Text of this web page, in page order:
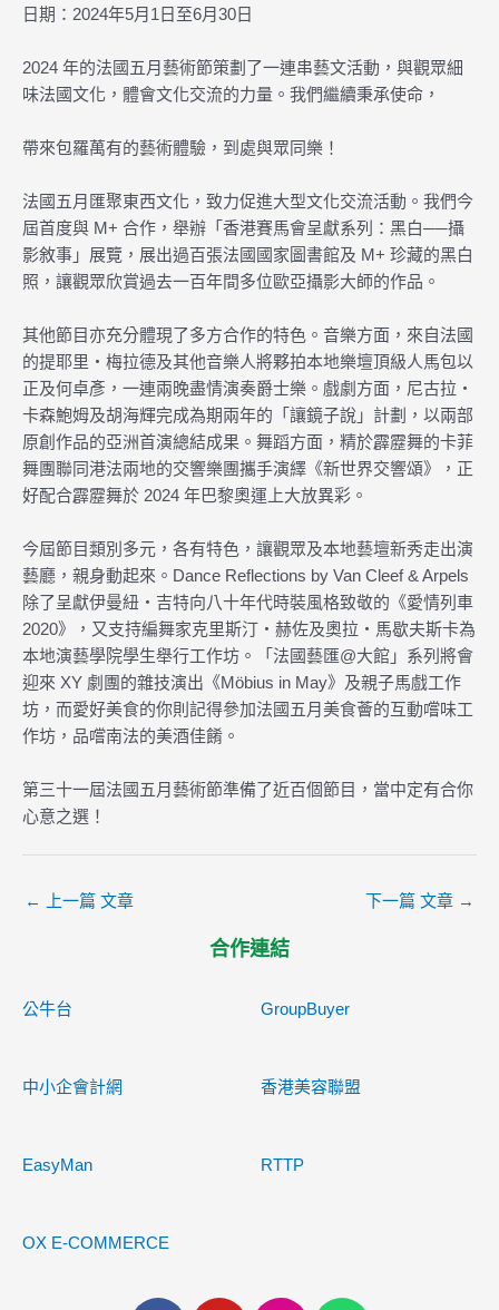
日期：2024年5月1日至6月30日
2024 年的法國五月藝術節策劃了一連串藝文活動，與觀眾細
味法國文化，體會文化交流的力量。我們繼續秉承使命，
帶來包羅萬有的藝術體驗，到處與眾同樂！
法國五月匯聚東西文化，致力促進大型文化交流活動。我們今
屆首度與 M+ 合作，舉辦「香港賽馬會呈獻系列：黑白──攝
影敘事」展覽，展出過百張法國國家圖書館及 M+ 珍藏的黑白
照，讓觀眾欣賞過去一百年間多位歐亞攝影大師的作品。
其他節目亦充分體現了多方合作的特色。音樂方面，來自法國
的提耶里‧梅拉德及其他音樂人將夥拍本地樂壇頂級人馬包以
正及何卓彥，一連兩晚盡情演奏爵士樂。戲劇方面，尼古拉‧
卡森鮑姆及胡海輝完成為期兩年的「讓鏡子說」計劃，以兩部
原創作品的亞洲首演總結成果。舞蹈方面，精於霹靂舞的卡菲
舞團聯同港法兩地的交響樂團攜手演繹《新世界交響頌》，正
好配合霹靂舞於 2024 年巴黎奧運上大放異彩。
今屆節目類別多元，各有特色，讓觀眾及本地藝壇新秀走出演
藝廳，親身動起來。Dance Reflections by Van Cleef & Arpels
除了呈獻伊曼紐‧吉特向八十年代時裝風格致敬的《愛情列車
2020》，又支持編舞家克里斯汀‧赫佐及奧拉‧馬歇夫斯卡為
本地演藝學院學生舉行工作坊。「法國藝匯@大館」系列將會
迎來 XY 劇團的雜技演出《Möbius in May》及親子馬戲工作
坊，而愛好美食的你則記得參加法國五月美食薈的互動嚐味工
作坊，品嚐南法的美酒佳餚。
第三十一屆法國五月藝術節準備了近百個節目，當中定有合你
心意之選！
← 上一篇 文章 下一篇 文章 →
合作連結
公牛台 GroupBuyer
中小企會計網 香港美容聯盟
EasyMan RTTP
OX E-COMMERCE